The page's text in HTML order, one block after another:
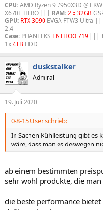
CPU:AMD Ryzen 9 7950X3D @
X670E HERO ||| RAM:2 x 32GB
GPU: RTX 3090 EVGA FTW3 Ultra |||
2.4
Case: PHANTEKS ENTHOO 719 |||
1x4TB HDD
duskstalker
Admiral
19. Juli 2020
0-8-15 User schrieb:
In Sachen Kühlleistung gibt es
wäre, dass man es deswegen
ab einem bestimmten
sehr wohl produkte, die
die beste performance